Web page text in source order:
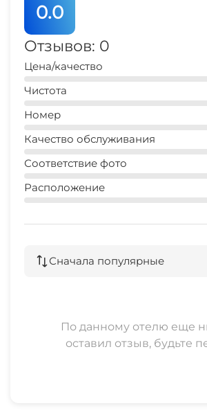
0.0
Отзывов: 0
Цена/качество
Чистота
Номер
Качество обслуживания
Соответствие фото
Расположение
Сначала популярные
По данному отелю еще
оставил отзыв, будьте